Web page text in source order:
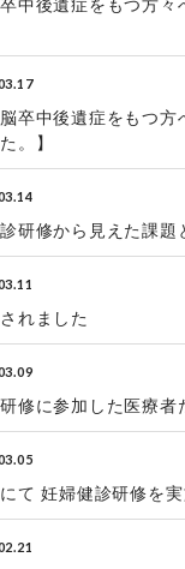
中後遺症をもつ方
卒中後遺症をもつ
。】
研修から見えた課題
れました
修に参加した医療者
て 妊婦健診研修を実